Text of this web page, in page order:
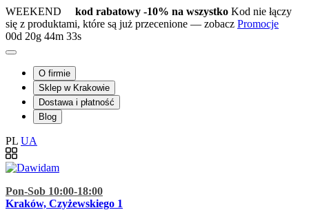
WEEKEND kod rabatowy -10% na wszystko Kod nie łączy
się z produktami, które są już przecenione — zobacz Promocje
00d 20g 44m 32s
O firmie
Sklep w Krakowie
Dostawa i płatność
Blog
PL UA
Pon-Sob 10:00-18:00
Kraków, Czyżewskiego 1